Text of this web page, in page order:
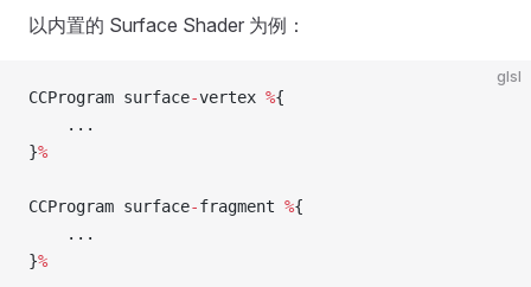
以内置的 Surface Shader 为例：
glsl
CCProgram surface-vertex %{
    ...
}%
CCProgram surface-fragment %{
    ...
}%